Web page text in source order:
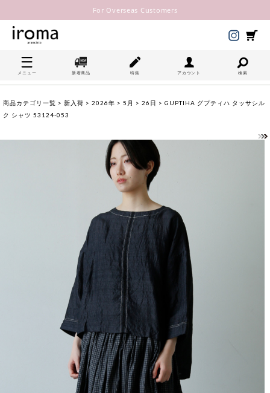
For Overseas Customers
メニュー 新着商品 特集 アカウント 検索
商品カテゴリ一覧 > 新入荷 > 2026年 > 5月 > 26日 > GUPTIHA グプティハ タッサシル
ク シャツ 53124-053